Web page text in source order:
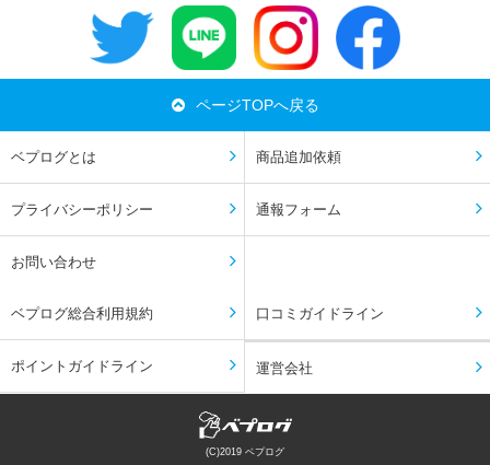
ページTOPへ戻る
ベプログとは 商品追加依頼
プライバシーポリシー 通報フォーム
お問い合わせ
ベプログ総合利用規約 口コミガイドライン
ポイントガイドライン 運営会社
(C)2019 ベプログ